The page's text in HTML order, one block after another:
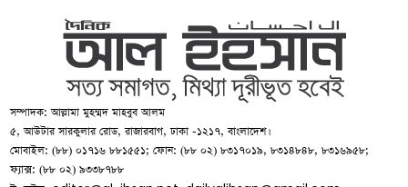
সম্পাদক: আল্লামা মুহম্মদ মাহবুব আলম
৫, আউটার সারকুলার রোড, রাজারবাগ, ঢাকা -১২১৭, বাংলাদেশ।
মোবাইল: (৮৮) ০১৭১৬ ৮৮১৫৫১; ফোন: (৮৮ ০২) ৮৩১৭০১৯, ৮৩১৪৮৪৮, ৮৩১৬৯৫৮;
ফ্যাক্স: (৮৮ ০২) ৯৩৩৮৭৮৮